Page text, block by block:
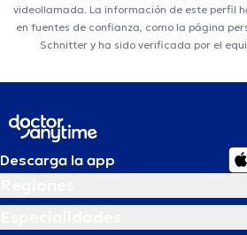
videollamada. La información de este perfil
en fuentes de confianza, como la página
Schnitter y ha sido verificada por el
Descarga la app